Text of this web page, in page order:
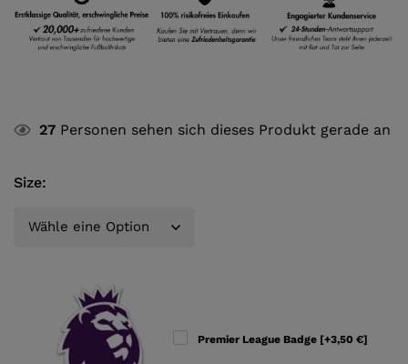
27 Personen sehen sich dieses Produkt gerade an
Size:
Premier League Badge [+3,50 €]